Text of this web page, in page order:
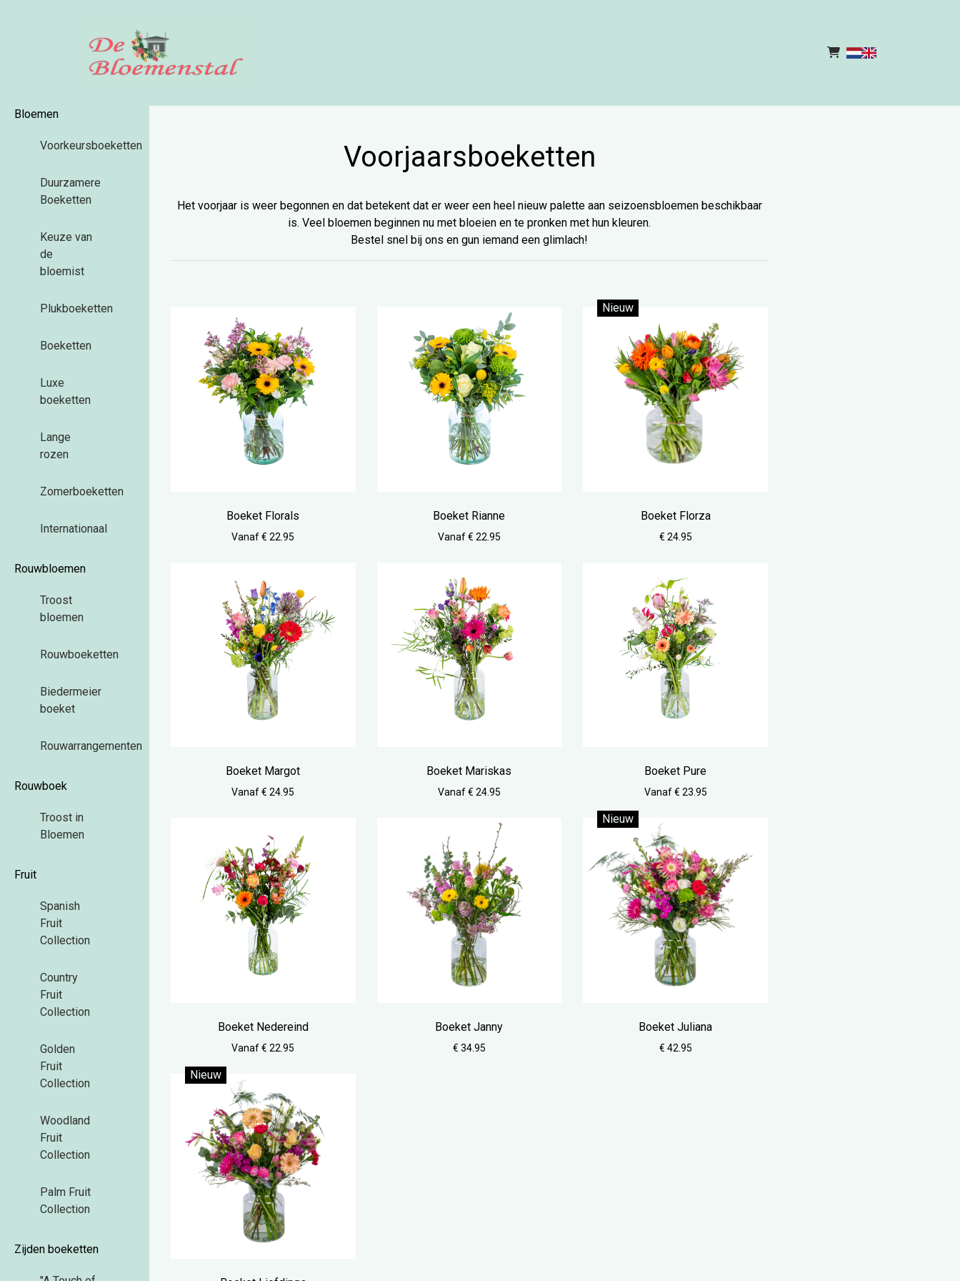
Bloemen
Voorkeursboeketten
Duurzamere
Boeketten
Keuze van
de
bloemist
Plukboeketten
Boeketten
Luxe
boeketten
Lange
rozen
Zomerboeketten
Internationaal
Rouwbloemen
Troost
bloemen
Rouwboeketten
Biedermeier
boeket
Rouwarrangementen
Rouwboek
Troost in
Bloemen
Fruit
Spanish
Fruit
Collection
Country
Fruit
Collection
Golden
Fruit
Collection
Woodland
Fruit
Collection
Palm Fruit
Collection
Zijden boeketten
Voorjaarsboeketten
Het voorjaar is weer begonnen en dat betekent dat er weer een heel nieuw palette aan seizoensbloemen beschikbaar
is. Veel bloemen beginnen nu met bloeien en te pronken met hun kleuren.
Bestel snel bij ons en gun iemand een glimlach!
Boeket Florals
Vanaf € 22.95
Boeket Rianne
Vanaf € 22.95
Nieuw
Boeket Florza
€ 24.95
Boeket Margot
Vanaf € 24.95
Boeket Mariskas
Vanaf € 24.95
Boeket Pure
Vanaf € 23.95
Boeket Nedereind
Vanaf € 22.95
Boeket Janny
€ 34.95
Nieuw
Boeket Juliana
€ 42.95
Nieuw